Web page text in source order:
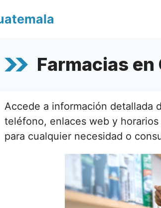
Farmacias
Accede a información detallada
teléfono, enlaces web y
para cualquier necesidad o